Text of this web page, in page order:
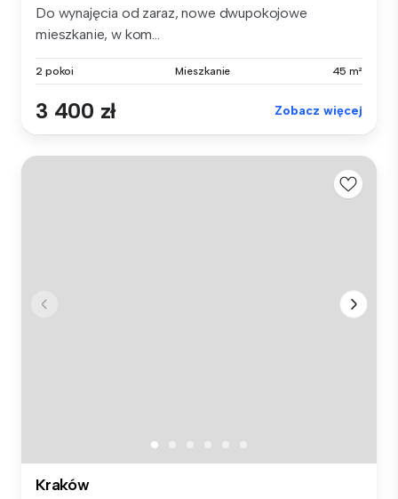
Do wynajęcia od zaraz, nowe dwupokojowe
mieszkanie, w kom...
2 pokoi Mieszkanie 45 m²
3 400 zł Zobacz więcej
Kraków